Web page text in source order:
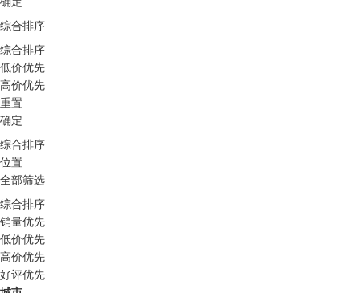
综合排序
综合排序
低价优先
高价优先
重置
确定
综合排序
位置
全部筛选
综合排序
销量优先
低价优先
高价优先
好评优先